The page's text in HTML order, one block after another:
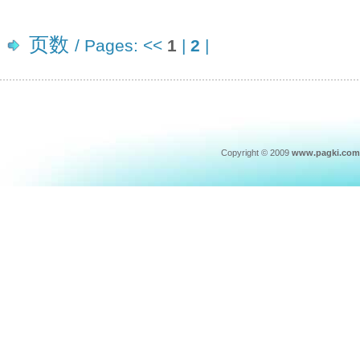
页数 / Pages: << 1 | 2 |
Copyright © 2009www.pagki.com